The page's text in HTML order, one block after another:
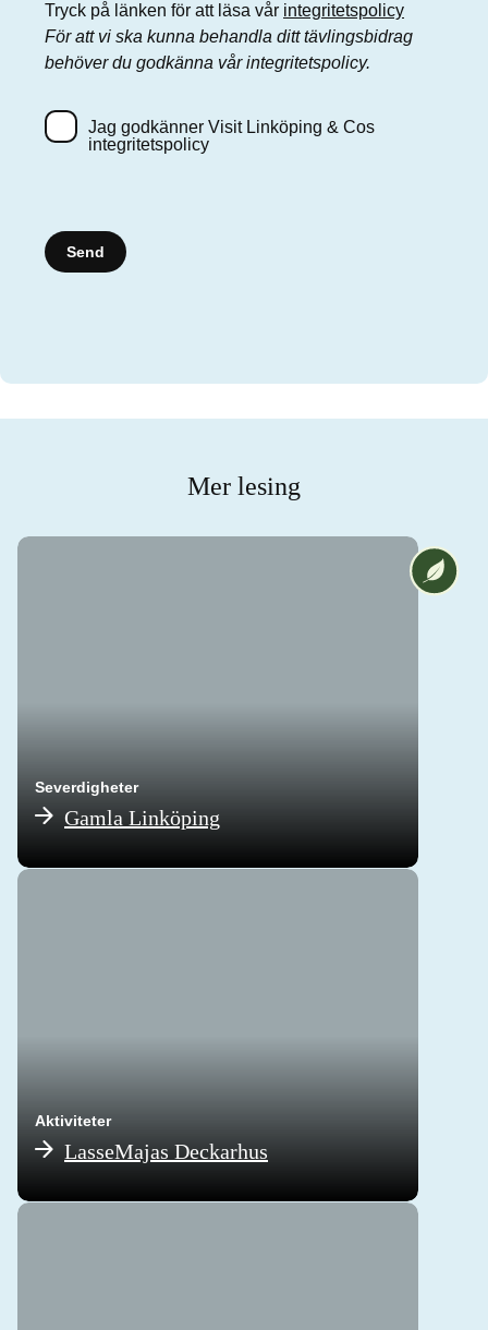
Tryck på länken för att läsa vår integritetspolicy
För att vi ska kunna behandla ditt tävlingsbidrag
behöver du godkänna vår integritetspolicy.
Jag godkänner Visit Linköping & Cos
integritetspolicy
Send
Mer lesing
Vi på
Severdigheter
Gamla Linköping
Aktiviteter
LasseMajas Deckarhus